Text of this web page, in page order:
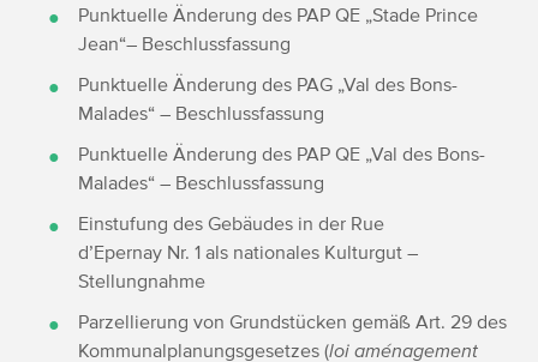
Punktuelle Änderung des PAP QE „Stade Prince
Jean“– Beschlussfassung
Punktuelle Änderung des PAG „Val des Bons-
Malades“ – Beschlussfassung
Punktuelle Änderung des PAP QE „Val des Bons-
Malades“ – Beschlussfassung
Einstufung des Gebäudes in der Rue
d’Epernay Nr. 1 als nationales Kulturgut –
Stellungnahme
Parzellierung von Grundstücken gemäß Art. 29 des
Kommunalplanungsgesetzes (loi aménagement